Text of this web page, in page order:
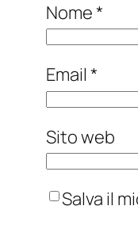
Nome*
Email *
Sito web
Salva il